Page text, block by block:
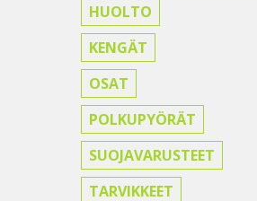
HUOLTO
KENGÄT
OSAT
POLKUPYÖRÄT
SUOJAVARUSTEET
TARVIKKEET